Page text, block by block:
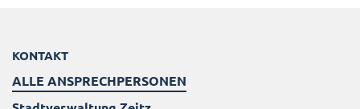
KONTAKT
ALLE ANSPRECHPERSONEN